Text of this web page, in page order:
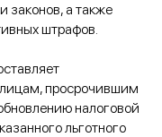
законов, а также
штрафов.
просрочившим
налоговой
льготного